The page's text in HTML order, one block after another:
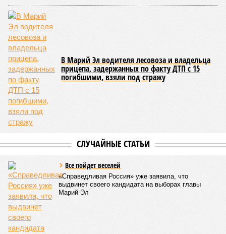
грызунов и насекомых. Питание в учреждениях
обеспечивают 21 оператор, причём в отношении каждого из
них организован постоянный лабораторный мониторинг.
В ходе заседания был также вынесен на обсуждение ряд
предложений, направленных на обеспечение санитарно-
эпидемиологического благополучия детей в летних лагерях
и на повышение действенности самой системы
оздоровления. В качестве основного приоритета было
выделено обеспечение оздоровительных учреждений
качественными пищевыми продуктами, а детей –
полноценным и сбалансированным питанием. Все лагеря в
эпидемиологическим заключением (СЭЗ), которое
действующего санитарного законодательства. Отсутствие
действующего СЭЗ является основанием для запрета на
функционирование оздоровительной организации. Кроме
того, участники заседания обратили внимание на
необходимость постоянного контроля за поставщиками
продуктов и организаторами питания, за своевременным
исполнением ранее выданных предписаний по устранению